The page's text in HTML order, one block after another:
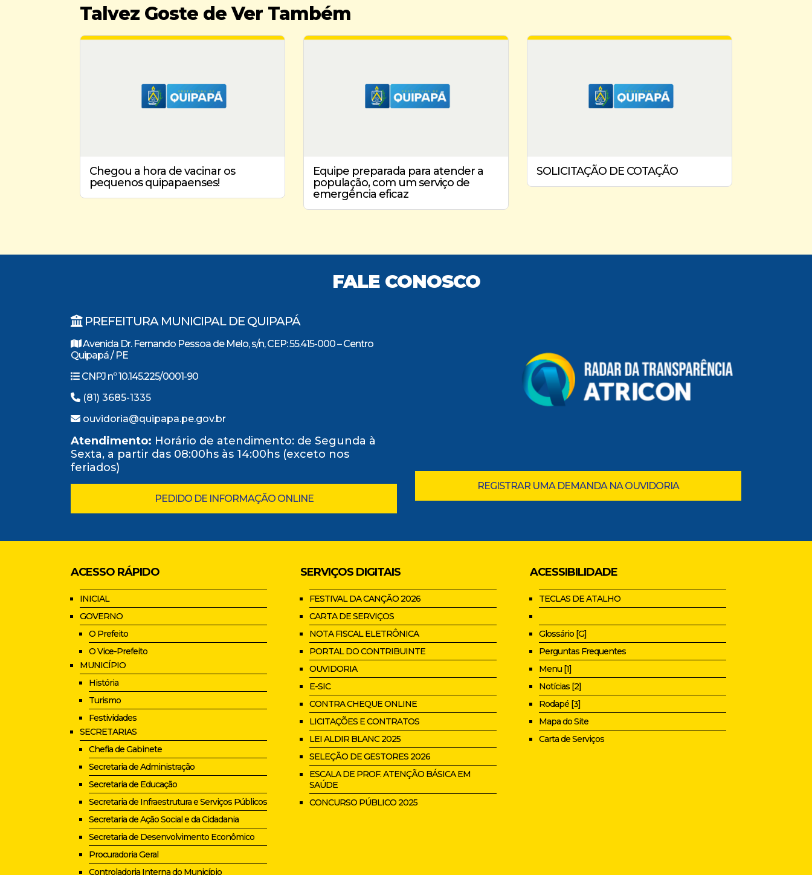
Talvez Goste de Ver Também
Chegou a hora de vacinar os
pequenos quipapaenses!
Equipe preparada para atender a
população, com um serviço de
emergência eficaz
SOLICITAÇÃO DE COTAÇÃO
FALE CONOSCO
PREFEITURA MUNICIPAL DE QUIPAPÁ
Avenida Dr. Fernando Pessoa de Melo, s/n, CEP: 55.415-000 – Centro
Quipapá / PE
CNPJ nº 10.145.225/0001-90
(81) 3685-1335
ouvidoria@quipapa.pe.gov.br
Atendimento: Horário de atendimento: de Segunda à
Sexta, a partir das 08:00hs às 14:00hs (exceto nos
feriados)
PEDIDO DE INFORMAÇÃO ONLINE
REGISTRAR UMA DEMANDA NA OUVIDORIA
ACESSO RÁPIDO
INICIAL
GOVERNO
O Prefeito
O Vice-Prefeito
MUNICÍPIO
História
Turismo
Festividades
SECRETARIAS
Chefia de Gabinete
Secretaria de Administração
Secretaria de Educação
Secretaria de Infraestrutura e Serviços Públicos
Secretaria de Ação Social e da Cidadania
Secretaria de Desenvolvimento Econômico
Procuradoria Geral
Controladoria Interna do Município
SERVIÇOS DIGITAIS
FESTIVAL DA CANÇÃO 2026
CARTA DE SERVIÇOS
NOTA FISCAL ELETRÔNICA
PORTAL DO CONTRIBUINTE
OUVIDORIA
E-SIC
CONTRA CHEQUE ONLINE
LICITAÇÕES E CONTRATOS
LEI ALDIR BLANC 2025
SELEÇÃO DE GESTORES 2026
ESCALA DE PROF. ATENÇÃO BÁSICA EM
SAÚDE
CONCURSO PÚBLICO 2025
ACESSIBILIDADE
TECLAS DE ATALHO
Glossário [G]
Perguntas Frequentes
Menu [1]
Notícias [2]
Rodapé [3]
Mapa do Site
Carta de Serviços